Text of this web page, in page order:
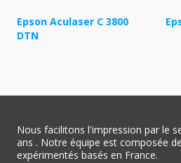
Epson Aculaser C 3800
DTN
Nous facilitons l'impression par le
ans . Notre équipe est composée
expérimentés basés en France.